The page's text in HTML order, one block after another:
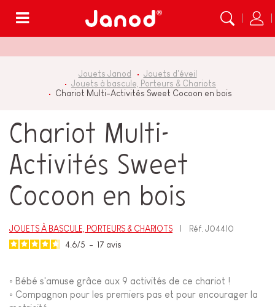
Jouets Janod
Jouets d'éveil
Jouets à bascule, Porteurs & Chariots
Chariot Multi-Activités Sweet Cocoon en bois
Chariot Multi-
Activités Sweet
Cocoon en bois
JOUETS À BASCULE, PORTEURS & CHARIOTS Réf.J04410
4.6/5 - 17 avis
◦ Bébé s'amuse grâce aux 9 activités de ce chariot !
◦ Compagnon pour les premiers pas et pour encourager la